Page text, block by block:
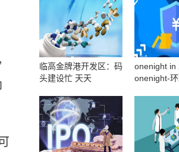
临高金牌港开发区：码
头建设忙 天天
onenight in
onenight-